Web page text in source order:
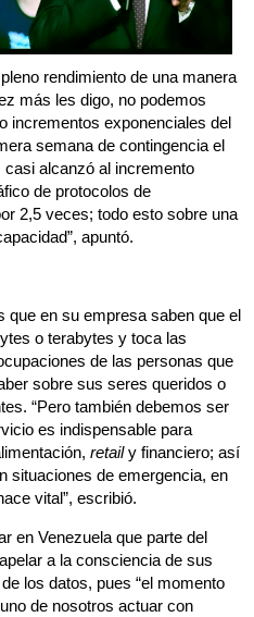
rendimiento de una manera
más les digo, no podemos
incrementos exponenciales del
semana de contingencia el
alcanzó al incremento
de protocolos de
2,5 veces; todo esto sobre una
apuntó.
que en su empresa saben que el
o terabytes y toca las
de las personas que
sobre sus seres queridos o
“Pero también debemos ser
es indispensable para
retaily financiero; así
situaciones de emergencia, en
vital”, escribió.
en Venezuela que parte del
a la consciencia de sus
los datos, pues “el momento
de nosotros actuar con